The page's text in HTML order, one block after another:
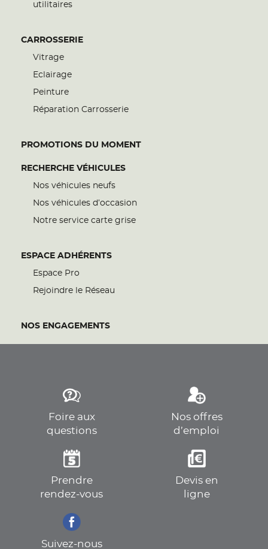
utilitaires
CARROSSERIE
Vitrage
Eclairage
Peinture
Réparation Carrosserie
PROMOTIONS DU MOMENT
RECHERCHE VÉHICULES
Nos véhicules neufs
Nos véhicules d’occasion
Notre service carte grise
ESPACE ADHÉRENTS
Espace Pro
Rejoindre le Réseau
NOS ENGAGEMENTS
Foire aux
questions
Nos offres
d’emploi
Prendre
rendez-vous
Devis en
ligne
Suivez-nous